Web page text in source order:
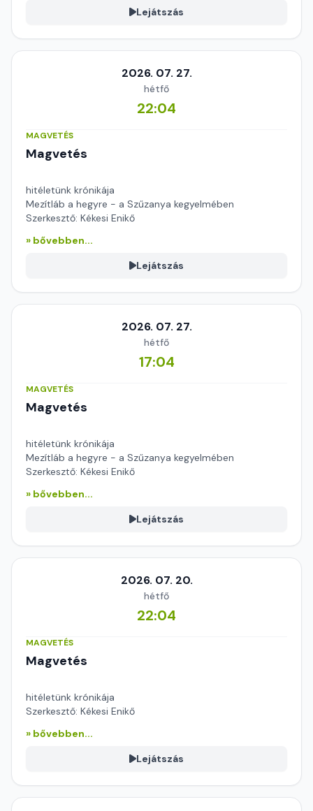
Lejátszás
2026. 07. 27.
hétfő
22:04
MAGVETÉS
Magvetés
hitéletünk krónikája
Mezítláb a hegyre - a Szűzanya kegyelmében
Szerkesztő: Kékesi Enikő
» bővebben...
Lejátszás
2026. 07. 27.
hétfő
17:04
MAGVETÉS
Magvetés
hitéletünk krónikája
Mezítláb a hegyre - a Szűzanya kegyelmében
Szerkesztő: Kékesi Enikő
» bővebben...
Lejátszás
2026. 07. 20.
hétfő
22:04
MAGVETÉS
Magvetés
hitéletünk krónikája
Szerkesztő: Kékesi Enikő
» bővebben...
Lejátszás